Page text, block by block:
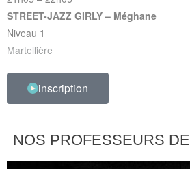
STREET-JAZZ GIRLY – Méghane
Niveau 1
Martellière
inscription
NOS PROFESSEURS DE